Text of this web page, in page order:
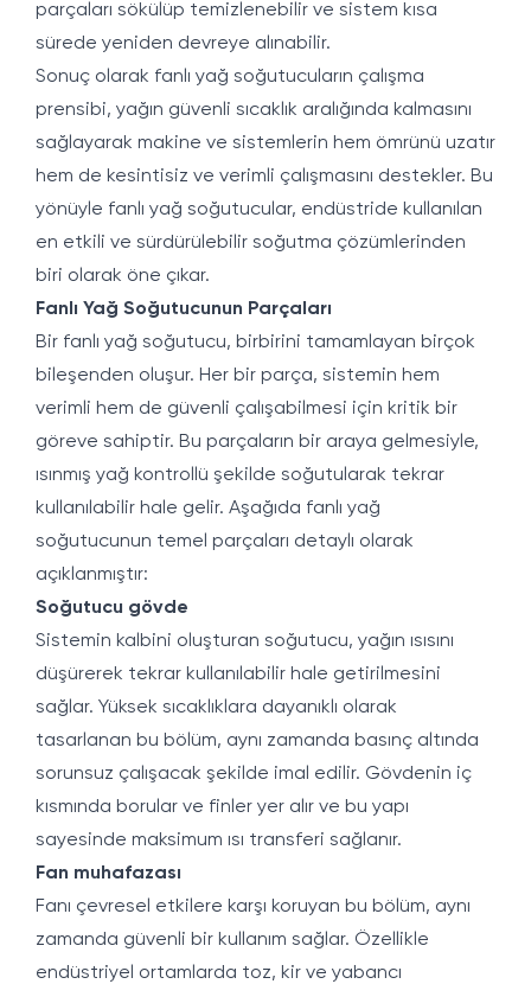
parçaları sökülüp temizlenebilir ve sistem kısa
sürede yeniden devreye alınabilir.
Sonuç olarak fanlı yağ soğutucuların çalışma
prensibi, yağın güvenli sıcaklık aralığında kalmasını
sağlayarak makine ve sistemlerin hem ömrünü uzatır
hem de kesintisiz ve verimli çalışmasını destekler. Bu
yönüyle fanlı yağ soğutucular, endüstride kullanılan
en etkili ve sürdürülebilir soğutma çözümlerinden
biri olarak öne çıkar.
Fanlı Yağ Soğutucunun Parçaları
Bir fanlı yağ soğutucu, birbirini tamamlayan birçok
bileşenden oluşur. Her bir parça, sistemin hem
verimli hem de güvenli çalışabilmesi için kritik bir
göreve sahiptir. Bu parçaların bir araya gelmesiyle,
ısınmış yağ kontrollü şekilde soğutularak tekrar
kullanılabilir hale gelir. Aşağıda fanlı yağ
soğutucunun temel parçaları detaylı olarak
açıklanmıştır:
Soğutucu gövde
Sistemin kalbini oluşturan soğutucu, yağın ısısını
düşürerek tekrar kullanılabilir hale getirilmesini
sağlar. Yüksek sıcaklıklara dayanıklı olarak
tasarlanan bu bölüm, aynı zamanda basınç altında
sorunsuz çalışacak şekilde imal edilir. Gövdenin iç
kısmında borular ve finler yer alır ve bu yapı
sayesinde maksimum ısı transferi sağlanır.
Fan muhafazası
Fanı çevresel etkilere karşı koruyan bu bölüm, aynı
zamanda güvenli bir kullanım sağlar. Özellikle
endüstriyel ortamlarda toz, kir ve yabancı